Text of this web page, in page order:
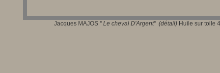
Jacques MAJOS "Le cheval D'Argent" (détail)Huile sur toile